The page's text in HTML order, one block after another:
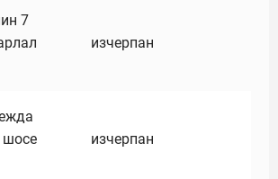
7
изчерпан
шосе
изчерпан